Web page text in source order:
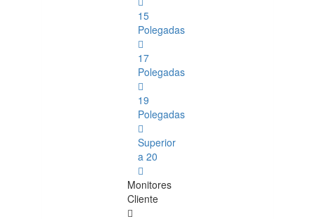
15
Polegadas
17
Polegadas
19
Polegadas
Superior
a 20
Monitores
Cliente